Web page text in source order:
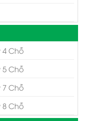
4 Chỗ
5 Chỗ
7 Chỗ
8 Chỗ